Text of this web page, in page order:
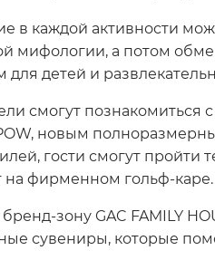
в каждой активности
мифологии, а потом
для детей и
смогут
новым
гости смогут пройти
на фирменном гольф-каре.
зону GAC FAMILY
сувениры, которые